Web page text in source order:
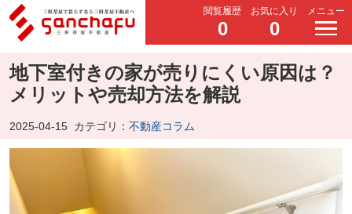
閲覧履歴
0
お気に入り
0
メニュー
地下室付きの家が売りにくい原因は？
メリットや売却方法を解説
2025-04-15 カテゴリ： 不動産コラム